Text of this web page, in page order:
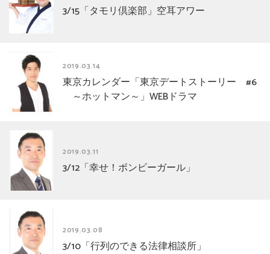
3/15「タモリ倶楽部」空耳アワー
2019.03.14
東京カレンダー「東京デートストーリー #6
～ホットマン～」WEBドラマ
2019.03.11
3/12「幸せ！ボンビーガール」
2019.03.08
3/10「行列のできる法律相談所」